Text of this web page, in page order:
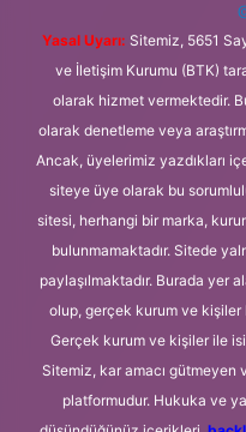
Yasal Uyarı: Sitemiz, 5651
ve İletişim Kurumu (BTK)
olarak hizmet vermektedir.
olarak denetleme veya
Ancak, üyelerimiz yazdıkları
siteye üye olarak bu
sitesi, herhangi bir marka,
bulunmamaktadır. Sitede
paylaşılmaktadır. Burada yer
olup, gerçek kurum ve kişiler
Gerçek kurum ve kişiler ile
Sitemiz, kar amacı gütmeyen
platformudur. Hukuka ve